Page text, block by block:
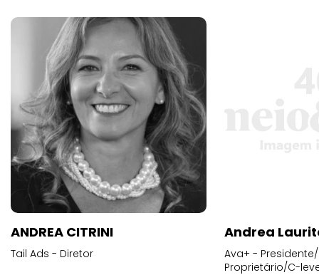
ANDREA CITRINI
Tail Ads - Diretor
Andrea
Ava+ -
Proprietário/C-